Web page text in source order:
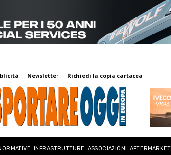
Newsletter Richiedi la copia cartacea
INFRASTRUTTURE ASSOCIAZIONI AFTERMARKET